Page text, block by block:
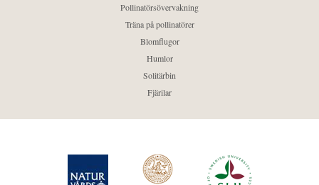
Pollinatörsövervakning
Träna på pollinatörer
Blomflugor
Humlor
Solitärbin
Fjärilar